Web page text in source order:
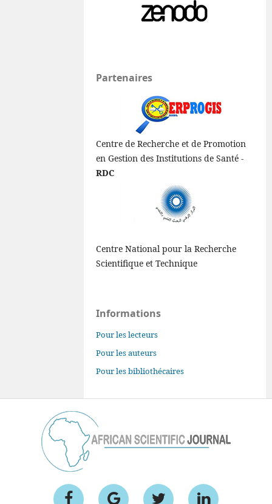
Partenaires
Centre de Recherche et de Promotion
en Gestion des Institutions de Santé -
RDC
Centre National pour la Recherche
Scientifique et Technique
Informations
Pour les lecteurs
Pour les auteurs
Pour les bibliothécaires